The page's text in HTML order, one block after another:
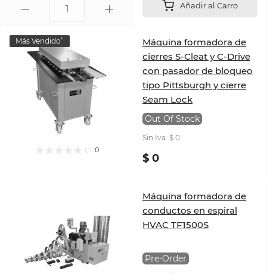
Añadir al Carro
Más Vendido”
0
Máquina formadora de
cierres S-Cleat y C-Drive
con pasador de bloqueo
tipo Pittsburgh y cierre
Seam Lock
Out Of Stock
Sin Iva: $ 0
$ 0
Máquina formadora de
conductos en espiral
HVAC TF1500S
Pre-Order